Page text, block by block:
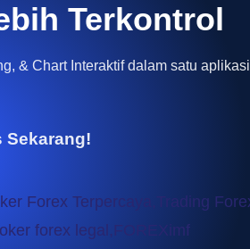
Terkontrol
& Chart Interaktif dalam satu aplikasi
Sekarang!